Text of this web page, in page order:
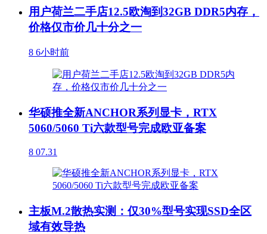
用户荷兰二手店12.5欧淘到32GB DDR5内存，
价格仅市价几十分之一
8 6小时前
华硕推全新ANCHOR系列显卡，RTX
5060/5060 Ti六款型号完成欧亚备案
8 07.31
主板M.2散热实测：仅30%型号实现SSD全区
域有效导热